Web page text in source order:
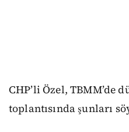
CHP’li Özel, TBMM’de
toplantısında şunları